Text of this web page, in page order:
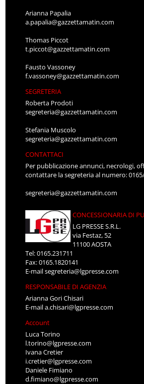
Arianna Papalia
a.papalia@gazzettamatin.com
Thomas Piccot
t.piccot@gazzettamatin.com
Fausto Vassoney
f.vassoney@gazzettamatin.com
SEGRETERIA
Roberta Prodoti
segreteria@gazzettamatin.com
Stefania Muscolo
segreteria@gazzettamatin.com
CONTATTACI
Per pubblicazione annunci, necrologi,
contattare la segreteria al numero:
segreteria@gazzettamatin.com
CONCESSIONARIA DI
LG PRESSE S.R.L.
via Festaz, 52
11100 AOSTA
Tel: 0165.231711
Fax: 0165.1820141
E-mailsegreteria@lgpresse.com
RESPONSABILE DI AGENZIA
Arianna Gori Chisari
E-maila.chisari@lgpresse.com
Account
Luca Torino
l.torino@lgpresse.com
Ivana Cretier
i.cretier@lgpresse.com
Daniele Fimiano
d.fimiano@lgpresse.com